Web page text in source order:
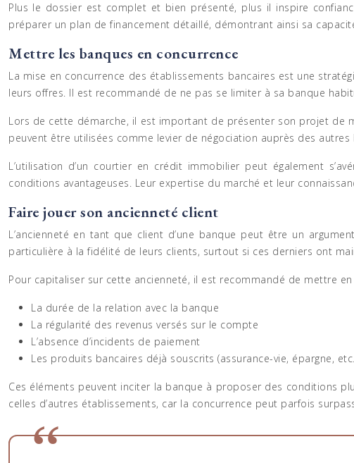
Plus le dossier est complet et bien présenté, plus il inspire
préparer un plan de financement détaillé, démontrant ainsi sa
Mettre les banques en concurrence
La mise en concurrence des établissements bancaires est une
leurs offres. Il est recommandé de ne pas se limiter à sa banque
Lors de cette démarche, il est important de présenter son projet de
peuvent être utilisées comme levier de négociation auprès des
L’utilisation d’un courtier en crédit immobilier peut également
conditions avantageuses. Leur expertise du marché et leur
Faire jouer son ancienneté client
L’ancienneté en tant que client d’une banque peut être un
particulière à la fidélité de leurs clients, surtout si ces derniers ont
Pour capitaliser sur cette ancienneté, il est recommandé de mettre en
La durée de la relation avec la banque
La régularité des revenus versés sur le compte
L’absence d’incidents de paiement
Les produits bancaires déjà souscrits (assurance-vie, épargne,
Ces éléments peuvent inciter la banque à proposer des conditions
celles d’autres établissements, car la concurrence peut parfois